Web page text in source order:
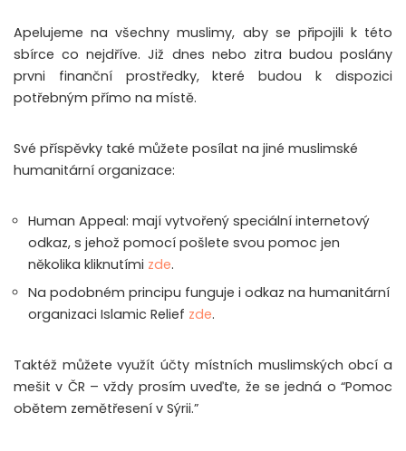
Apelujeme na všechny muslimy, aby se připojili k této
sbírce co nejdříve. Již dnes nebo zitra budou poslány
prvni finanční prostředky, které budou k dispozici
potřebným přímo na místě.
Své příspěvky také můžete posílat na jiné muslimské
humanitární organizace:
Human Appeal: mají vytvořený speciální internetový
odkaz, s jehož pomocí pošlete svou pomoc jen
několika kliknutími zde.
Na podobném principu funguje i odkaz na humanitární
organizaci Islamic Relief zde.
Taktéž můžete využít účty místních muslimských obcí a
mešit v ČR – vždy prosím uveďte, že se jedná o “Pomoc
obětem zemětřesení v Sýrii.”